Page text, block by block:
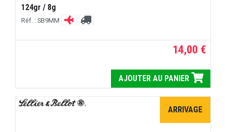
124gr / 8g
Réf. : SB9MM
14,00 €
AJOUTER AU PANIER
ARRIVAGE